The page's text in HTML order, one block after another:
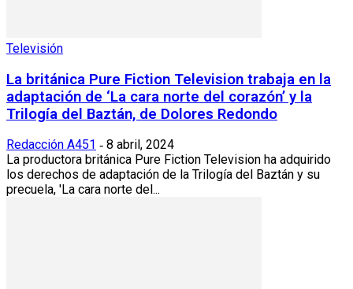
Televisión
La británica Pure Fiction Television trabaja en la
adaptación de ‘La cara norte del corazón’ y la
Trilogía del Baztán, de Dolores Redondo
Redacción A451 - 8 abril, 2024
La productora británica Pure Fiction Television ha adquirido
los derechos de adaptación de la Trilogía del Baztán y su
precuela, 'La cara norte del...